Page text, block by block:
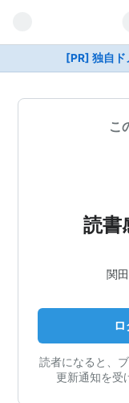
[PR] 独自ド
こ
読書
関
読者になると、
更新通知を受